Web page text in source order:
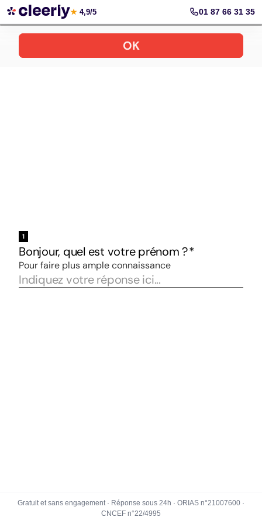
Votre simulation gratuite et personnalisée
★ 4,9/5 01 87 66 31 35
Gratuit et sans engagement · Réponse sous 24h · ORIAS n°21007600 ·
CNCEF n°22/4995